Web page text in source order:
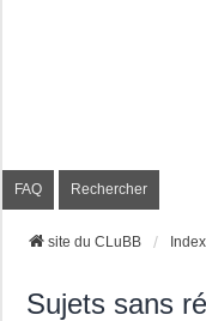
FAQ Rechercher
site du CLuBB
Sujets sans